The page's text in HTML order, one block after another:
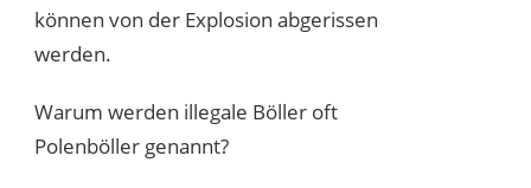
können von der Explosion abgerissen
werden.
Warum werden illegale Böller oft
Polenböller genannt?